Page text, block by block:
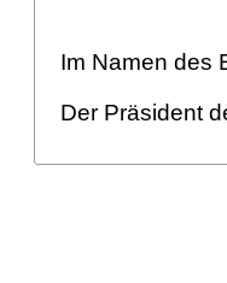
Im Namen des
Der Präsident